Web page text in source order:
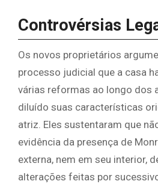
Controvérsias
Os novos proprietários
processo judicial que a casa
várias reformas ao longo dos
diluído suas características
atriz. Eles sustentaram que
evidência da presença de
externa, nem em seu interior,
alterações feitas por